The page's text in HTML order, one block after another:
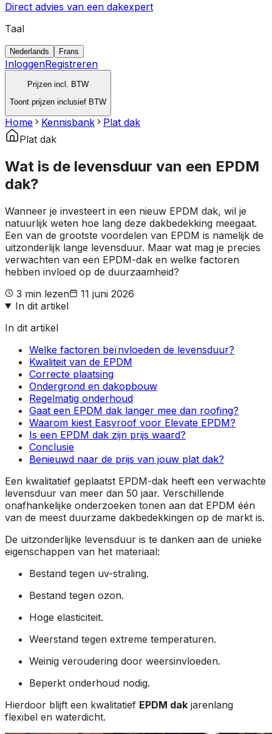
Direct advies van een dakexpert
Taal
Nederlands Frans
InloggenRegistreren
Prijzen incl. BTW
Toont prijzen inclusief BTW
Home Kennisbank
Plat dak
Plat dak
Wat is de levensduur van een EPDM
dak?
Wanneer je investeert in een nieuw EPDM dak, wil je
natuurlijk weten hoe lang deze dakbedekking meegaat.
Een van de grootste voordelen van EPDM is namelijk de
uitzonderlijk lange levensduur. Maar wat mag je precies
verwachten van een EPDM-dak en welke factoren
hebben invloed op de duurzaamheid?
3 min lezen
11 juni 2026
In dit artikel
In dit artikel
Welke factoren beïnvloeden de levensduur?
Kwaliteit van de EPDM
Correcte plaatsing
Ondergrond en dakopbouw
Regelmatig onderhoud
Gaat een EPDM dak langer mee dan roofing?
Waarom kiest Easyroof voor Elevate EPDM?
Is een EPDM dak zijn prijs waard?
Conclusie
Benieuwd naar de prijs van jouw plat dak?
Een kwalitatief geplaatst EPDM-dak heeft een verwachte
levensduur van meer dan 50 jaar. Verschillende
onafhankelijke onderzoeken tonen aan dat EPDM één
van de meest duurzame dakbedekkingen op de markt is.
De uitzonderlijke levensduur is te danken aan de unieke
eigenschappen van het materiaal:
Bestand tegen uv-straling.
Bestand tegen ozon.
Hoge elasticiteit.
Weerstand tegen extreme temperaturen.
Weinig veroudering door weersinvloeden.
Beperkt onderhoud nodig.
Hierdoor blijft een kwalitatief EPDM dak jarenlang
flexibel en waterdicht.